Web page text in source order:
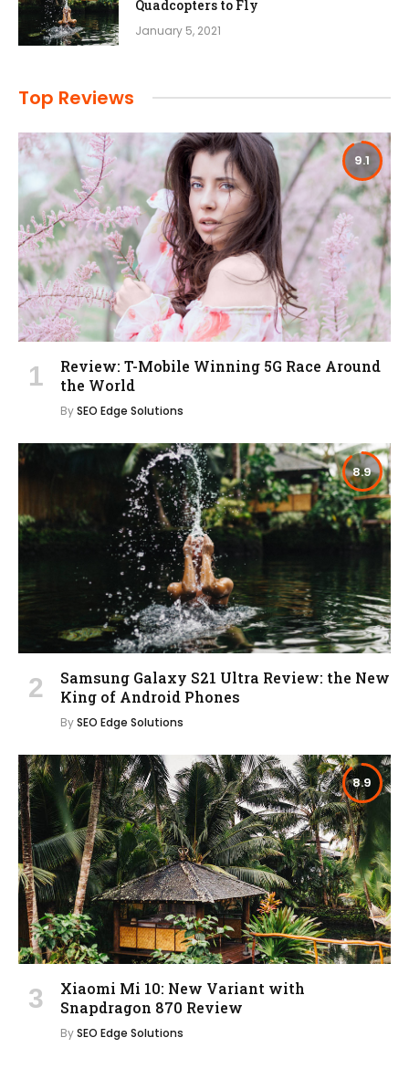
Quadcopters to Fly
January 5, 2021
Top Reviews
9.1
Review: T-Mobile Winning 5G Race Around
the World
BySEO Edge Solutions
8.9
Samsung Galaxy S21 Ultra Review: the New
King of Android Phones
BySEO Edge Solutions
8.9
Xiaomi Mi 10: New Variant with
Snapdragon 870 Review
BySEO Edge Solutions